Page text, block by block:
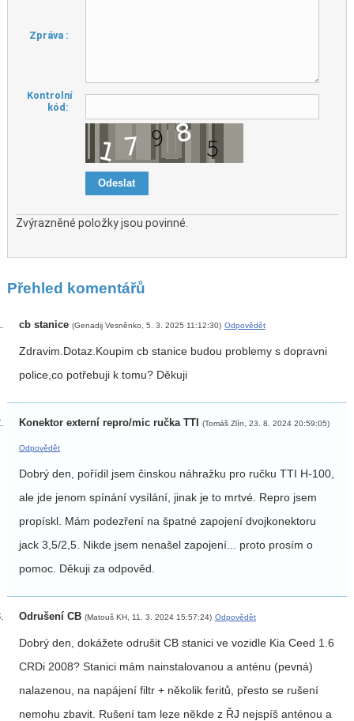
Zpráva :
Kontrolní
kód:
Zvýrazněné položky jsou povinné.
Přehled komentářů
cb stanice (Genadij Vesněnko, 5. 3. 2025 11:12:30) Odpovědět
Zdravim.Dotaz.Koupim cb stanice budou problemy s dopravni
police,co potřebuji k tomu? Děkuji
Konektor externí repro/mic ručka TTI (Tomáš Zlín, 23. 8. 2024 20:59:05)
Odpovědět
Dobrý den, pořídil jsem činskou náhražku pro ručku TTI H-100,
ale jde jenom spínání vysílání, jinak je to mrtvé. Repro jsem
propískl. Mám podezření na špatné zapojení dvojkonektoru
jack 3,5/2,5. Nikde jsem nenašel zapojení... proto prosím o
pomoc. Děkuji za odpověd.
Odrušení CB (Matouš KH, 11. 3. 2024 15:57:24) Odpovědět
Dobrý den, dokážete odrušit CB stanici ve vozidle Kia Ceed 1.6
CRDi 2008? Stanici mám nainstalovanou a anténu (pevná)
nalazenou, na napájení filtr + několik feritů, přesto se rušení
nemohu zbavit. Rušení tam leze někde z ŘJ nejspíš anténou a